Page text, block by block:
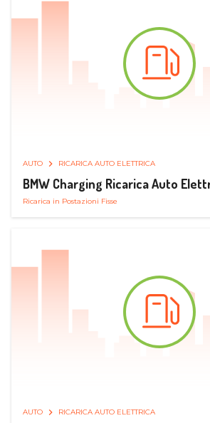
AUTO RICARICA AUTO ELETTRICA
BMW Charging Ricarica Auto
Ricarica in Postazioni Fisse
AUTO RICARICA AUTO ELETTRICA